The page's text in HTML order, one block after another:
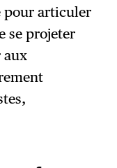
pour articuler
se projeter
aux